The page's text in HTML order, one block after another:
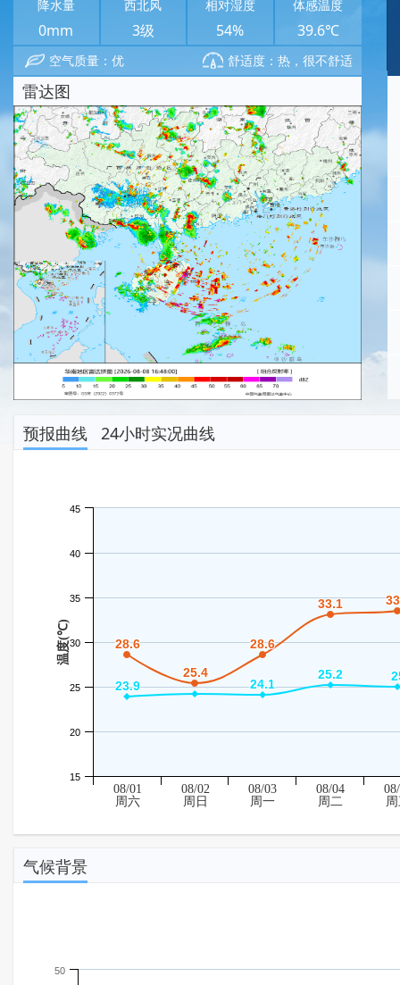
降水量
0mm
西北风
3级
相对湿度
54%
体感温度
39.6℃
空气质量：优 舒适度：热，很不舒适
雷达图
预报曲线 24小时实况曲线
温度(℃) 28.6
28.6
25.4
25.4
28.6
28.6
33.1
33.1
23.9
23.9 24.1
24.1
25.2
25.2
15
20
25
30
35
40
45
08/01
周六
08/02
周日
08/03
周一
08/04
周二
气候背景
50